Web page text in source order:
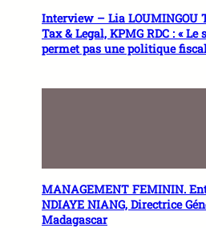
Interview – Lia LOUMINGOU
Tax & Legal, KPMG RDC : «
permet pas une politique
MANAGEMENT FEMININ.
NDIAYE NIANG, Directrice
Madagascar